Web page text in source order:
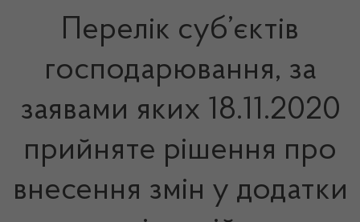
Перелік суб’єктів
господарювання, за
заявами яких 18.11.2020
прийняте рішення про
внесення змін у додатки